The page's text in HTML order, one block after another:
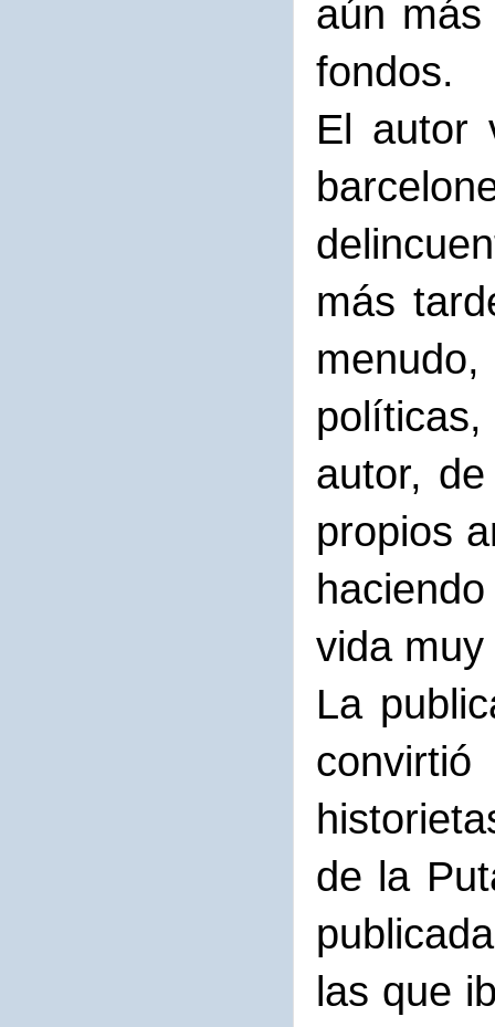
aún
fondos.
El autor
más
autor,
propios
vida
La
de la
las que